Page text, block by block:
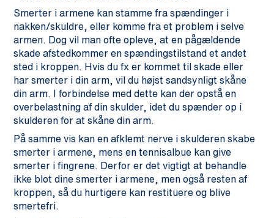
Smerter i armene kan stamme fra spændinger i
nakken/skuldre, eller komme fra et problem i selve
armen. Dog vil man ofte opleve, at en pågældende
skade afstedkommer en spændingstilstand et andet
sted i kroppen. Hvis du fx er kommet til skade eller
har smerter i din arm, vil du højst sandsynligt skåne
din arm. I forbindelse med dette kan der opstå en
overbelastning af din skulder, idet du spænder op i
skulderen for at skåne din arm.
På samme vis kan en afklemt nerve i skulderen skabe
smerter i armene, mens en tennisalbue kan give
smerter i fingrene. Derfor er det vigtigt at behandle
ikke blot dine smerter i armene, men også resten af
kroppen, så du hurtigere kan restituere og blive
smertefri.